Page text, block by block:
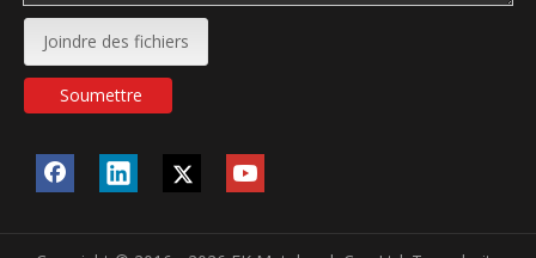
Joindre des fichiers
Soumettre